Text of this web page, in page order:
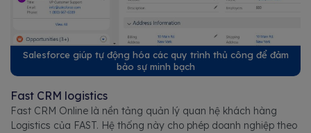
Salesforce giúp tự động hóa các quy trình thủ công để đảm
bảo sự minh bạch
Fast CRM logistics
Fast CRM Online là nền tảng quản lý quan hệ khách hàng
Logistics của FAST. Hệ thống này cho phép doanh nghiệp theo